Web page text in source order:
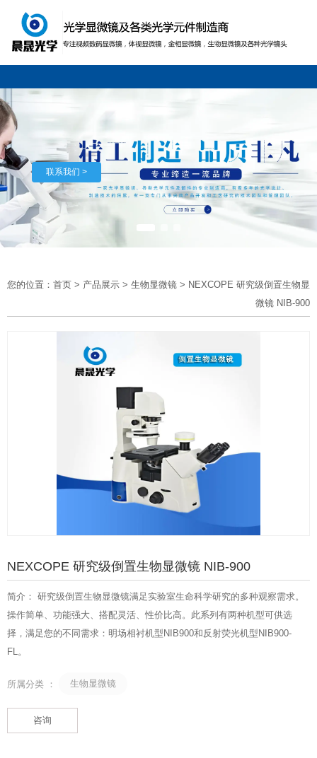
联系我们 >
您的位置：首页 > 产品展示 > 生物显微镜 > NEXCOPE 研究级倒置生物显
微镜 NIB-900
NEXCOPE 研究级倒置生物显微镜 NIB-900
简介： 研究级倒置生物显微镜满足实验室生命科学研究的多种观察需求。
操作简单、功能强大、搭配灵活、性价比高。此系列有两种机型可供选
择，满足您的不同需求：明场相衬机型NIB900和反射荧光机型NIB900-
FL。
所属分类 ： 生物显微镜
咨询